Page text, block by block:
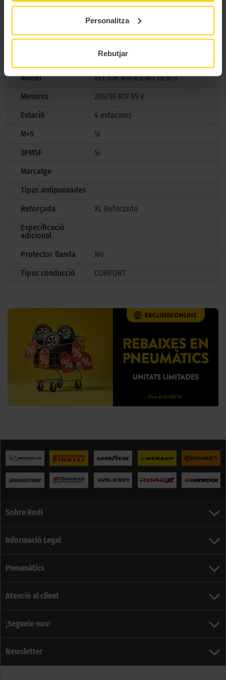
Personalitza
Rebutjar
trajecte.
Goodyear
Model
VECTOR 4SEASONS GEN-3
Mesures
205/55 R17 95 V
Estació
4 estacions
M+S
Si
3PMSF
Si
Marcatge
Tipus antipunxades
Reforçada
XL Reforzado
Especificació
adicional
Protector llanda
No
Tipus conducció
COMFORT
Sobre Rodi
Informació Legal
Pneumàtics
Atenció al client
¡Segueix-nos!
Newsletter